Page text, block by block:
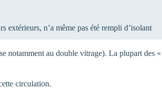
extérieurs, n’a même pas été rempli d’isolant
notamment au double vitrage). La plupart des
circulation.